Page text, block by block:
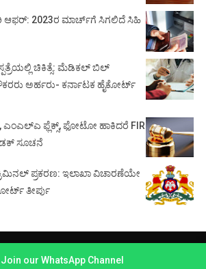
ಆಫರ್: 2023ರ ಮಾರ್ಚ್‌ಗೆ ಸಿಗಲಿದೆ ಸಿಹಿ
ಚಿಕಿತ್ಸೆ: ಮೆಡಿಕಲ್ ಬಿಲ್
ಅರ್ಹರು- ಕರ್ನಾಟಕ ಹೈಕೋರ್ಟ್
ಎಂಎಲ್‌ಎ ಫ್ಲೆಕ್ಸ್‌, ಫೋಟೋ ಹಾಕಿದರೆ FIR
ಸೂಚನೆ
ಪ್ರಕರಣ: ಇಲಾಖಾ ವಿಚಾರಣೆಯೇ
ತೀರ್ಪು
2021 -COURT BEAT NEWS
Join our WhatsApp Channel